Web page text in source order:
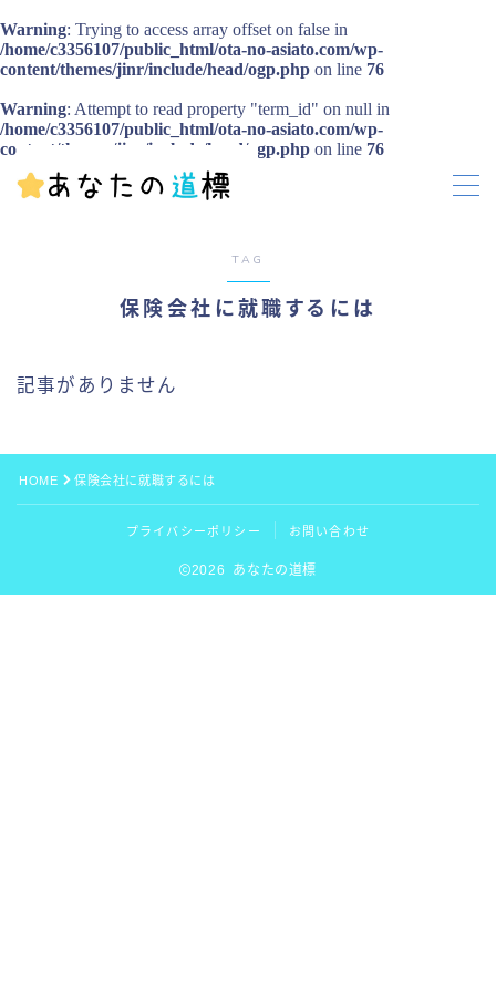
Warning: Trying to access array offset on false in
/home/c3356107/public_html/ota-no-asiato.com/wp-
content/themes/jinr/include/head/ogp.php on line 76
Warning: Attempt to read property "term_id" on null in
/home/c3356107/public_html/ota-no-asiato.com/wp-
content/themes/jinr/include/head/ogp.php on line 76
MENU
お問い合わせ
プライバシーポリシー
TAG
保険会社に就職するには
記事がありません
HOME 保険会社に就職するには
プライバシーポリシー お問い合わせ
2026 あなたの道標